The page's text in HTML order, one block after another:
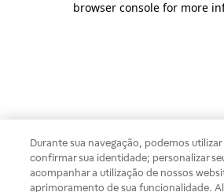
browser console for more
Durante sua navegação, podemos
confirmar sua identidade; personalizar
acompanhar a utilização de nossos
aprimoramento de sua funcionalidade.